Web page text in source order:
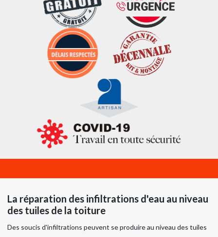
La réparation des infiltrations d'eau au niveau
des tuiles de la toiture
Des soucis d'infiltrations peuvent se produire au niveau des tuiles